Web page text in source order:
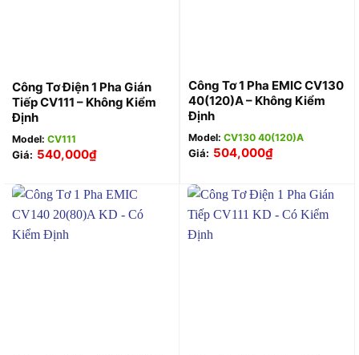
Công Tơ Điện 1 Pha Gián
Tiếp CV111 – Không Kiểm
Định
Model: CV111
Giá: 540,000₫
Công Tơ 1 Pha EMIC CV130
40(120)A – Không Kiểm
Định
Model: CV130 40(120)A
Giá: 504,000₫